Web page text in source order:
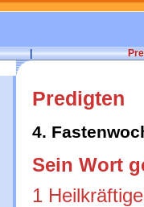
|
Predigten
4.
Sein Wort
1